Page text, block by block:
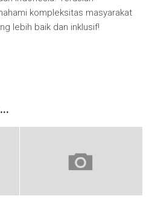
kompleksitas masyarakat
lebih baik dan inklusif!